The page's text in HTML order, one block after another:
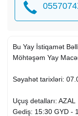
Bu Yay İstiqamət
Möhtəşəm Yay
Səyahət tarixləri:
Uçuş detalları: AZAL
Gediş: 15:30 GYD -